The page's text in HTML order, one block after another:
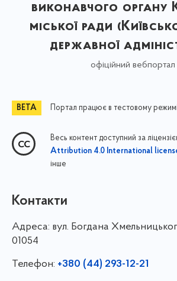
виконавчого органу
міської ради
державної
офіційний вебпортал
Портал працює в тестовому режимі
Весь контент доступний за
Attribution 4.0 International
інше
Контакти
Адреса: вул. Богдана
01054
Телефон: +380 (44) 293-12-21